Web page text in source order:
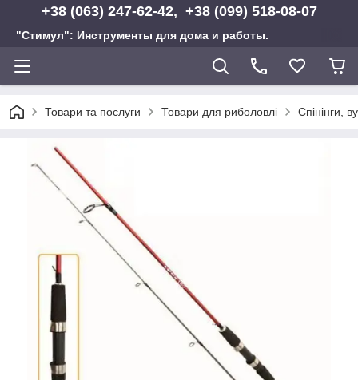
+38 (063) 247-62-42, +38 (099) 518-08-07
"Стимул": Инструменты для дома и работы.
Товари та послуги Товари для риболовлі Спінінги,